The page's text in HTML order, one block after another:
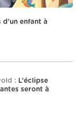
enfant à
: L’éclipse
seront à